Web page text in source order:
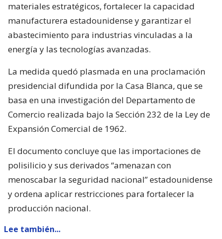
materiales estratégicos, fortalecer la capacidad
manufacturera estadounidense y garantizar el
abastecimiento para industrias vinculadas a la
energía y las tecnologías avanzadas.
La medida quedó plasmada en una proclamación
presidencial difundida por la Casa Blanca, que se
basa en una investigación del Departamento de
Comercio realizada bajo la Sección 232 de la Ley de
Expansión Comercial de 1962.
El documento concluye que las importaciones de
polisilicio y sus derivados “amenazan con
menoscabar la seguridad nacional” estadounidense
y ordena aplicar restricciones para fortalecer la
producción nacional.
Lee también...